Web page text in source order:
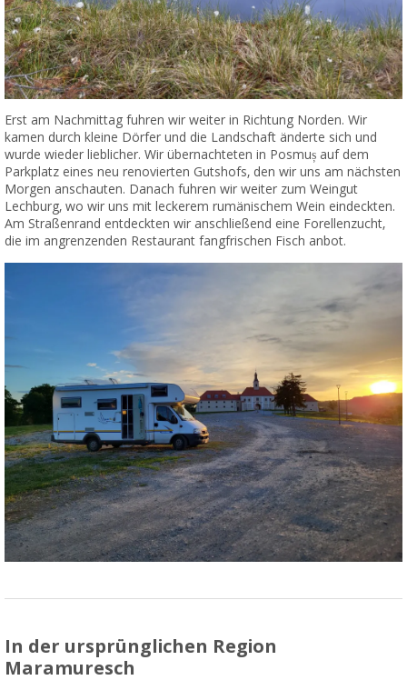
Erst am Nachmittag fuhren wir weiter in Richtung Norden. Wir
kamen durch kleine Dörfer und die Landschaft änderte sich und
wurde wieder lieblicher. Wir übernachteten in Posmuș auf dem
Parkplatz eines neu renovierten Gutshofs, den wir uns am nächsten
Morgen anschauten. Danach fuhren wir weiter zum Weingut
Lechburg, wo wir uns mit leckerem rumänischem Wein eindeckten.
Am Straßenrand entdeckten wir anschließend eine Forellenzucht,
die im angrenzenden Restaurant fangfrischen Fisch anbot.
In der ursprünglichen Region
Maramuresch